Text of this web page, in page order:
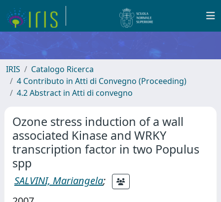
IRIS
Catalogo Ricerca
4 Contributo in Atti di Convegno (Proceeding)
4.2 Abstract in Atti di convegno
Ozone stress induction of a wall
associated Kinase and WRKY
transcription factor in two Populus
spp
SALVINI, Mariangela;